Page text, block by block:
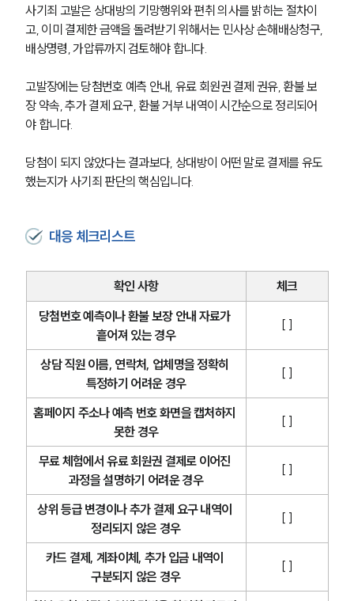
사기죄 고발은 상대방의 기망행위와 편취 의사를 밝히는 절차이
고, 이미 결제한 금액을 돌려받기 위해서는 민사상 손해배상청구,
배상명령, 가압류까지 검토해야 합니다.
고발장에는 당첨번호 예측 안내, 유료 회원권 결제 권유, 환불 보
장 약속, 추가 결제 요구, 환불 거부 내역이 시간순으로 정리되어
야 합니다.
당첨이 되지 않았다는 결과보다, 상대방이 어떤 말로 결제를 유도
했는지가 사기죄 판단의 핵심입니다.
대응 체크리스트
확인 사항
체크
당첨번호 예측이나 환불 보장 안내 자료가
흩어져 있는 경우
[ ]
상담 직원 이름, 연락처, 업체명을 정확히
특정하기 어려운 경우
[ ]
홈페이지 주소나 예측 번호 화면을 캡처하지
못한 경우
[ ]
무료 체험에서 유료 회원권 결제로 이어진
과정을 설명하기 어려운 경우
[ ]
상위 등급 변경이나 추가 결제 요구 내역이
정리되지 않은 경우
[ ]
카드 결제, 계좌이체, 추가 입금 내역이
구분되지 않은 경우
[ ]